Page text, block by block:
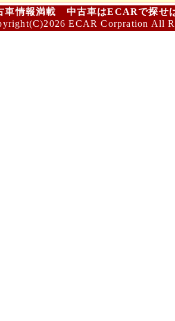
車情報満載 中古車はECARで探せ
ECAR Corpration All